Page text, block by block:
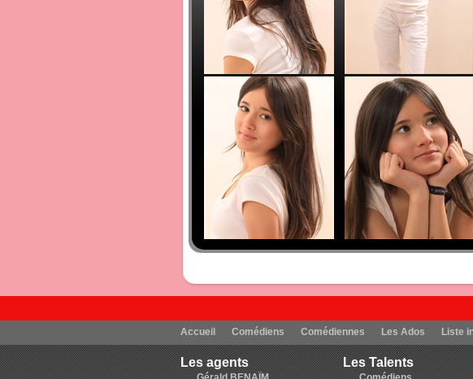
Accueil Comédiens Comédiennes Les Ados Liste
Les agents Les Talents